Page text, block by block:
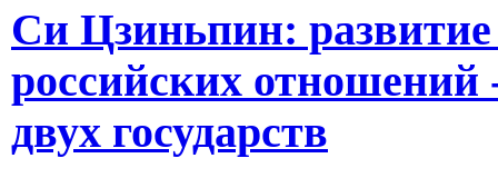
Си Цзиньпин:
российских отношений
двух государств